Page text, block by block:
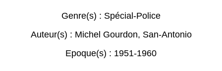
Genre(s) : Spécial-Police
Auteur(s) : Michel Gourdon, San-Antonio
Epoque(s) : 1951-1960